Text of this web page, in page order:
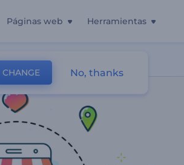
Páginas web Herramientas
CHANGE No, thanks